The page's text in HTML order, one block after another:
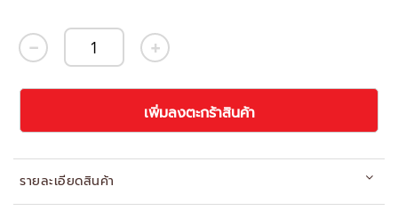
เพิ่มลงตะกร้าสินค้า
รายละเอียดสินค้า